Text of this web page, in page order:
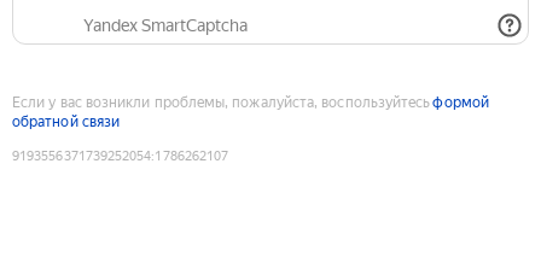
Yandex SmartCaptcha
Если у вас возникли проблемы, пожалуйста, воспользуйтесьформой
обратной связи
9193556371739252054:1786262107